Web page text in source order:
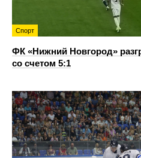
Спорт
ФК «Нижний Новгород»
со счетом 5:1